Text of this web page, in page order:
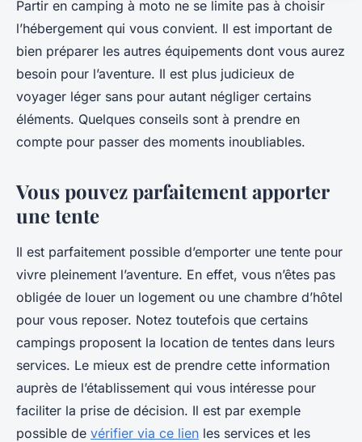
Partir en camping à moto ne se limite pas à choisir
l’hébergement qui vous convient. Il est important de
bien préparer les autres équipements dont vous aurez
besoin pour l’aventure. Il est plus judicieux de
voyager léger sans pour autant négliger certains
éléments. Quelques conseils sont à prendre en
compte pour passer des moments inoubliables.
Vous pouvez parfaitement apporter
une tente
Il est parfaitement possible d’emporter une tente pour
vivre pleinement l’aventure. En effet, vous n’êtes pas
obligée de louer un logement ou une chambre d’hôtel
pour vous reposer. Notez toutefois que certains
campings proposent la location de tentes dans leurs
services. Le mieux est de prendre cette information
auprès de l’établissement qui vous intéresse pour
faciliter la prise de décision. Il est par exemple
possible de vérifier via ce lien les services et les